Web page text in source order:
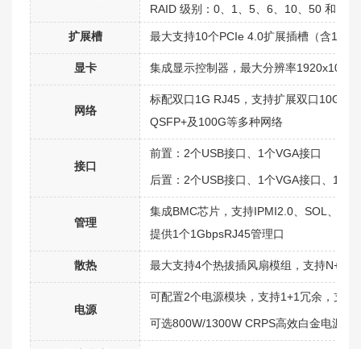
RAID 级别：0、1、5、6、10、50 和 60
扩展槽 最大支持10个PCIe 4.0扩展插槽 （含1个
显卡 集成显示控制器，最大分辨率1920x1080
网络
标配双口1G RJ45，支持扩展双口10G
QSFP+及100G等多种网络
接口
前置：2个USB接口、1个VGA接口
后置：2个USB接口、1个VGA接口、 1个
管理
集成BMC芯片，支持IPMI2.0、SOL、
提供1个1GbpsRJ45管理口
散热 最大支持4个热拔插风扇模组，支持N+1冗
电源
可配置2个电源模块，支持1+1冗余，支持
可选800W/1300W CRPS高效白金电源